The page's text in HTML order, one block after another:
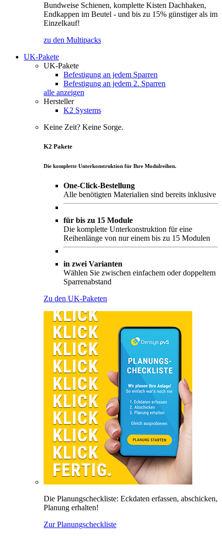
Bundweise Schienen, komplette Kisten Dachhaken,
Endkappen im Beutel - und bis zu 15% günstiger als im
Einzelkauf!
zu den Multipacks
UK-Pakete
UK-Pakete
Befestigung an jedem Sparren
Befestigung an jedem 2. Sparren
alle anzeigen
Hersteller
K2 Systems
Keine Zeit? Keine Sorge.
K2 Pakete
Die komplette Unterkonstruktion für Ihre Modulreihen.
One-Click-Bestellung
Alle benötigten Materialien sind bereits inklusive
für bis zu 15 Module
Die komplette Unterkonstruktion für eine
Reihenlänge von nur einem bis zu 15 Modulen
in zwei Varianten
Wählen Sie zwischen einfachem oder doppeltem
Sparrenabstand
Zu den UK-Paketen
Die Planungscheckliste: Eckdaten erfassen, abschicken,
Planung erhalten!
Zur Planungscheckliste